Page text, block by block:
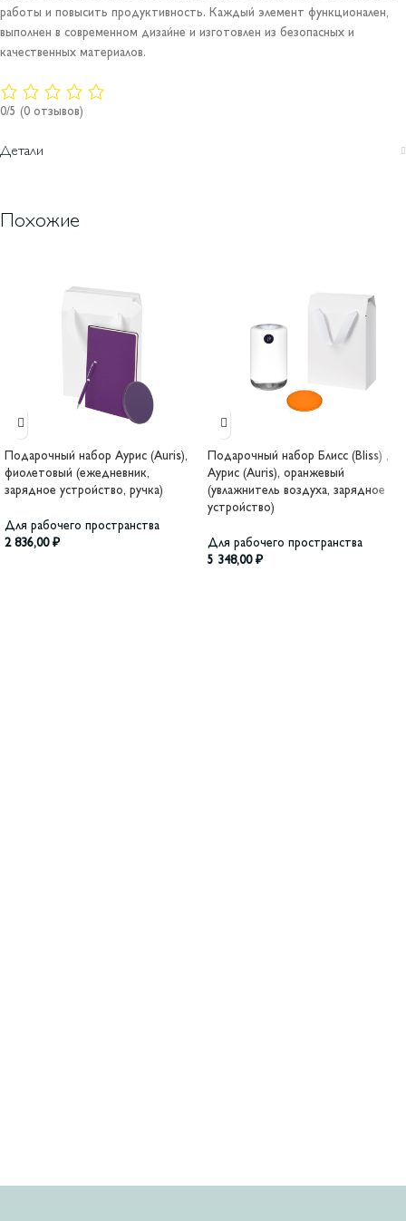
работы и повысить продуктивность. Каждый элемент функционален,
выполнен в современном дизайне и изготовлен из безопасных и
качественных материалов.
0/5 (0 отзывов)
Детали
Похожие
Подарочный набор Аурис (Auris),
фиолетовый (ежедневник,
зарядное устройство, ручка)
Для рабочего пространства
2 836,00 ₽
Подарочный набор Блисс (Bliss) ,
Аурис (Auris), оранжевый
(увлажнитель воздуха, зарядное
устройство)
Для рабочего пространства
5 348,00 ₽